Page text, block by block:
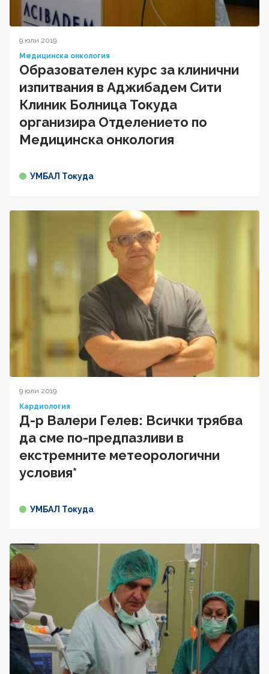
9 юли 2019
Медицинска онкология
Образователен курс за клинични
изпитвания в Аджибадем Сити
Клиник Болница Токуда
организира Отделението по
Медицинска онкология
УМБАЛ Токуда
9 юли 2019
Кардиология
Д-р Валери Гелев: Всички трябва
да сме по-предпазливи в
екстремните метеорологични
условия*
УМБАЛ Токуда